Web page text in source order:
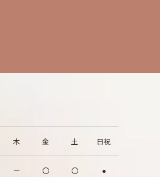
木 金 土 日祝
－ 〇 〇 ●